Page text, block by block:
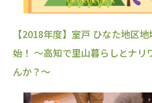
【2018年度】室戸 ひなた地区
始！ ～高知で里山暮らしとナリ
んか？～